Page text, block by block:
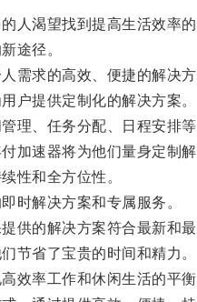
渴望找到提高生活效率的
途径。
求的高效、便捷的解决方
提供定制化的解决方案。
、任务分配、日程安排等
速器将为他们量身定制解
性和全方位性。
解决方案和专属服务。
的解决方案符合最新和最
省了宝贵的时间和精力。
率工作和休闲生活的平衡